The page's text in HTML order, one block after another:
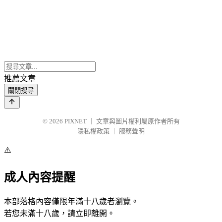
推薦文章
關閉搜尋
© 2026 PIXNET
文章與圖片權利屬原作者所有
隱私權政策
服務聲明
⚠️
成人內容提醒
本部落格內容僅限年滿十八歲者瀏覽。
若您未滿十八歲，請立即離開。